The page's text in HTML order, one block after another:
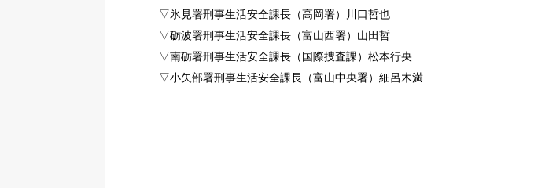
▽氷見署刑事生活安全課長（高岡署）川口哲也
▽砺波署刑事生活安全課長（富山西署）山田哲
▽南砺署刑事生活安全課長（国際捜査課）松本行央
▽小矢部署刑事生活安全課長（富山中央署）細呂木満